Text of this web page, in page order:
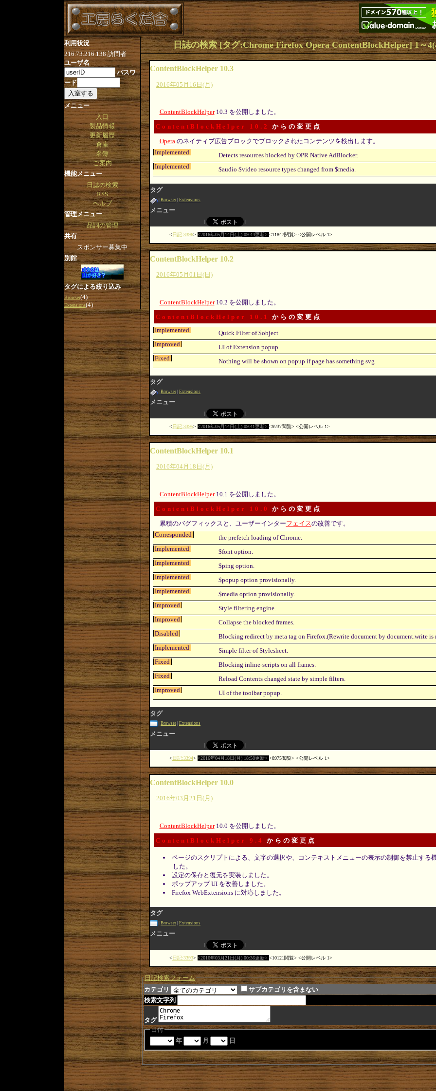
日誌の検索 [タグ:Chrome Firefox Opera ContentBlockHelper] 1～
ContentBlockHelper 10.3
2016年05月16日(月)
ContentBlockHelper10.3 を公開しました。
ContentBlockHelper 10.2 からの変更点
Operaのネイティブ広告ブロックでブロックされたコンテンツを検出します。
Implemented
Detects resources blocked by OPR Native AdBlocker.
Implemented
$audio $video resource types changed from $media.
タグ
Browser Extensions
メニュー
日記:3396 2016年05月14日(土) 09:44更新 11847閲覧 公開レベル 1
ContentBlockHelper 10.2
2016年05月01日(日)
ContentBlockHelper10.2 を公開しました。
ContentBlockHelper 10.1
からの変更点
Implemented
Quick Filter of $object
Improved
UI of Extension popup
Fixed
Nothing will be shown on popup if page has something svg
タグ
Browser Extensions
メニュー
日記:3395 2016年05月14日(土) 09:41更新 9237閲覧 公開レベル 1
ContentBlockHelper 10.1
2016年04月18日(月)
ContentBlockHelper10.1 を公開しました。
ContentBlockHelper 10.0 からの変更点
累積のバグフィックスと、ユーザーインターフェイスの改善です。
Corresponded
the prefetch loading of Chrome.
Implemented
$font option.
Implemented
$ping option.
Implemented
$popup option provisionally.
Implemented
$media option provisionally.
Improved
Style filtering engine.
Improved
Collapse the blocked frames.
Disabled
Blocking redirect by meta tag on Firefox.(Rewrite document by document.write is
Implemented
Simple filter of Stylesheet.
Fixed
Blocking inline-scripts on all frames.
Fixed
Reload Contents changed state by simple filters.
Improved
UI of the toolbar popup.
タグ
Browser Extensions
メニュー
日記:3394 2016年04月18日(月) 18:58更新 8975閲覧 公開レベル 1
ContentBlockHelper 10.0
2016年03月21日(月)
ContentBlockHelper10.0 を公開しました。
ContentBlockHelper 9.4 からの変更点
ページのスクリプトによる、文字の選択や、コンテキストメニューの表示の制御を禁止する
した。
設定の保存と復元を実装しました。
ポップアップ UI を改善しました。
Firefox WebExtensions に対応しました。
タグ
Browser Extensions
メニュー
日記:3393 2016年03月21日(月) 00:36更新 10121閲覧 公開レベル 1
日記検索フォーム
カテゴリ
サブカテゴリを含まない
検索文字列
タグ
日付
年
月 日
利用状況
216.73.216.138訪問者
ユーザ名
パスワ
ード
メニュー
入口
製品情報
更新履歴
倉庫
名簿
ご案内
機能メニュー
日誌の検索
RSS
ヘルプ
管理メニュー
品詞の管理
共有
スポンサー募集中
別館
タグによる絞り込み
Browser(4)
Extensions(4)